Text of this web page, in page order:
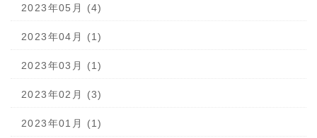
2023年05月 (4)
2023年04月 (1)
2023年03月 (1)
2023年02月 (3)
2023年01月 (1)